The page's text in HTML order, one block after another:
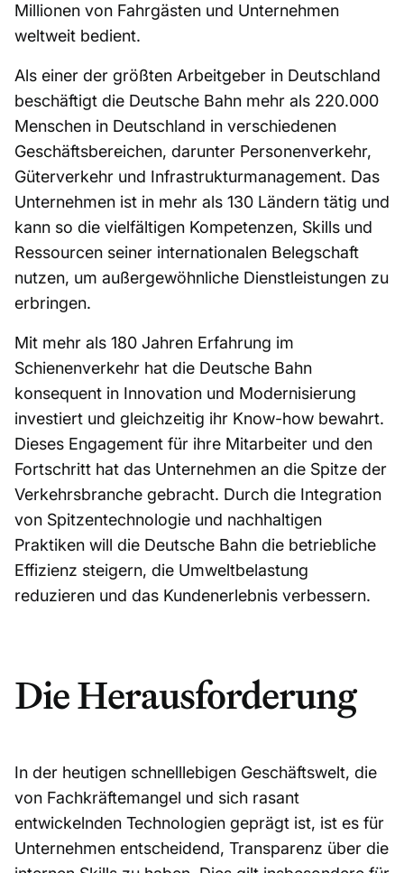
Millionen von Fahrgästen und Unternehmen
weltweit bedient.
Als einer der größten Arbeitgeber in Deutschland
beschäftigt die Deutsche Bahn mehr als 220.000
Menschen in Deutschland in verschiedenen
Geschäftsbereichen, darunter Personenverkehr,
Güterverkehr und Infrastrukturmanagement. Das
Unternehmen ist in mehr als 130 Ländern tätig und
kann so die vielfältigen Kompetenzen, Skills und
Ressourcen seiner internationalen Belegschaft
nutzen, um außergewöhnliche Dienstleistungen zu
erbringen.
Mit mehr als 180 Jahren Erfahrung im
Schienenverkehr hat die Deutsche Bahn
konsequent in Innovation und Modernisierung
investiert und gleichzeitig ihr Know-how bewahrt.
Dieses Engagement für ihre Mitarbeiter und den
Fortschritt hat das Unternehmen an die Spitze der
Verkehrsbranche gebracht. Durch die Integration
von Spitzentechnologie und nachhaltigen
Praktiken will die Deutsche Bahn die betriebliche
Effizienz steigern, die Umweltbelastung
reduzieren und das Kundenerlebnis verbessern.
Die Herausforderung
In der heutigen schnelllebigen Geschäftswelt, die
von Fachkräftemangel und sich rasant
entwickelnden Technologien geprägt ist, ist es für
Unternehmen entscheidend, Transparenz über die